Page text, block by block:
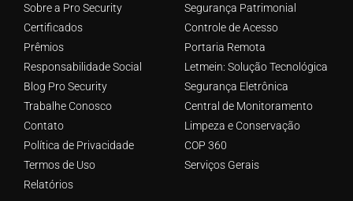
Sobre a Pro Security
Certificados
Prêmios
Responsabilidade Social
Blog Pro Security
Trabalhe Conosco
Contato
Política de Privacidade
Termos de Uso
Relatórios
Segurança Patrimonial
Controle de Acesso
Portaria Remota
Letmein: Solução Tecnológica
Segurança Eletrônica
Central de Monitoramento
Limpeza e Conservação
COP 360
Serviços Gerais